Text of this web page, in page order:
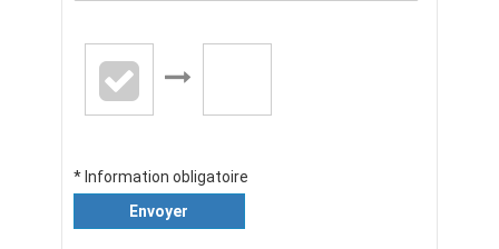
* Information obligatoire
Envoyer